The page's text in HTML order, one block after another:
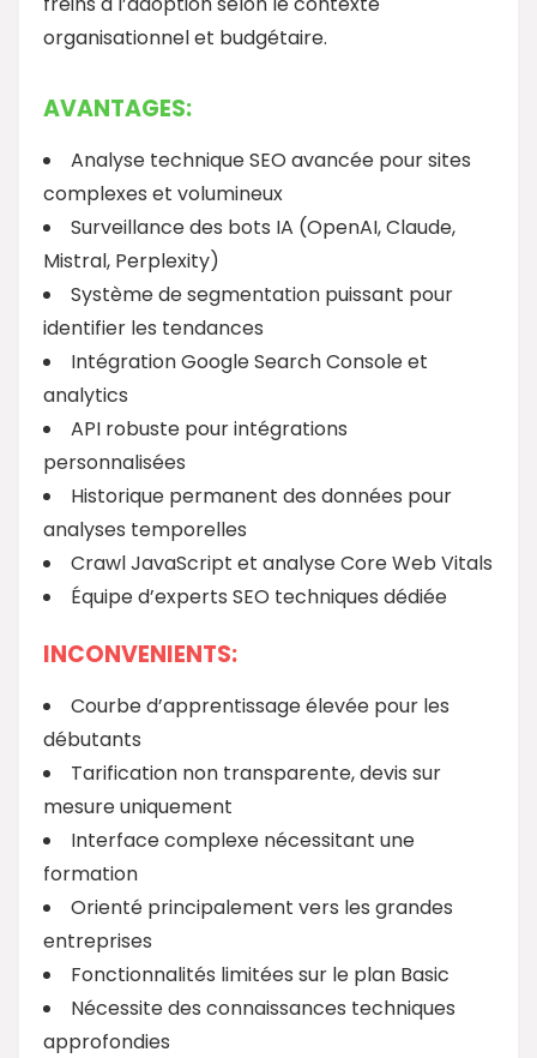
organisationnel et budgétaire.
AVANTAGES:
Analyse technique SEO avancée pour sites
complexes et volumineux
Surveillance des bots IA (OpenAI, Claude,
Mistral, Perplexity)
Système de segmentation puissant pour
identifier les tendances
Intégration Google Search Console et
analytics
API robuste pour intégrations
personnalisées
Historique permanent des données pour
analyses temporelles
Crawl JavaScript et analyse Core Web Vitals
Équipe d’experts SEO techniques dédiée
INCONVENIENTS:
Courbe d’apprentissage élevée pour les
débutants
Tarification non transparente, devis sur
mesure uniquement
Interface complexe nécessitant une
formation
Orienté principalement vers les grandes
entreprises
Fonctionnalités limitées sur le plan Basic
Nécessite des connaissances techniques
approfondies